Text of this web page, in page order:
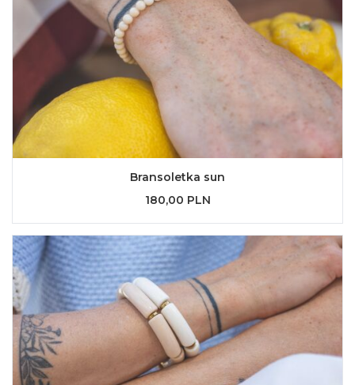
Bransoletka sun
180,00 PLN